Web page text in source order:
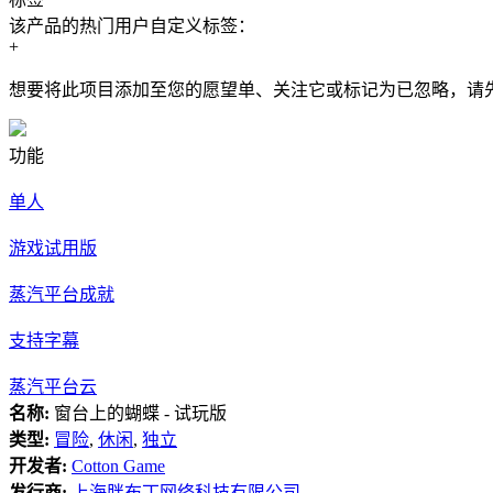
该产品的热门用户自定义标签：
+
想要将此项目添加至您的愿望单、关注它或标记为已忽略，请
功能
单人
游戏试用版
蒸汽平台成就
支持字幕
蒸汽平台云
名称: 窗台上的蝴蝶 - 试玩版
类型: 冒险, 休闲 , 独立
开发者: Cotton Game